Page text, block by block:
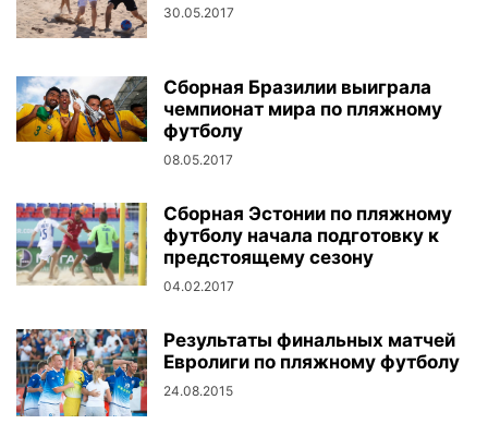
30.05.2017
Сборная Бразилии выиграла
чемпионат мира по пляжному
футболу
08.05.2017
Сборная Эстонии по пляжному
футболу начала подготовку к
предстоящему сезону
04.02.2017
Результаты финальных матчей
Евролиги по пляжному футболу
24.08.2015